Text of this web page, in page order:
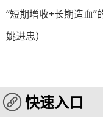
“短期增收+长期造血
姚进忠）
快速入口